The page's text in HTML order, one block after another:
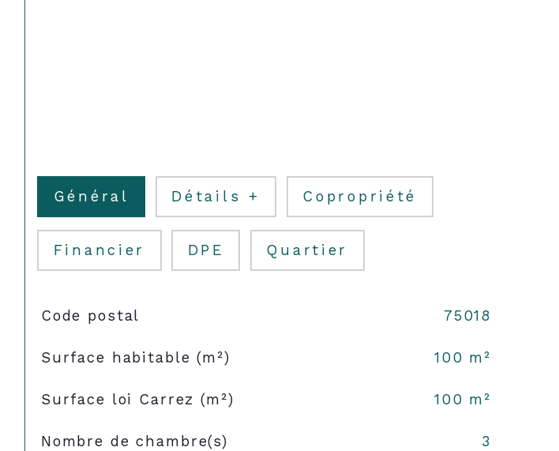
Général Détails + Copropriété
Financier DPE Quartier
TRAD_SIROCCO_Caracteristique
Code postal 75018
Surface habitable (m²) 100 m²
Surface loi Carrez (m²) 100 m²
Nombre de chambre(s) 3